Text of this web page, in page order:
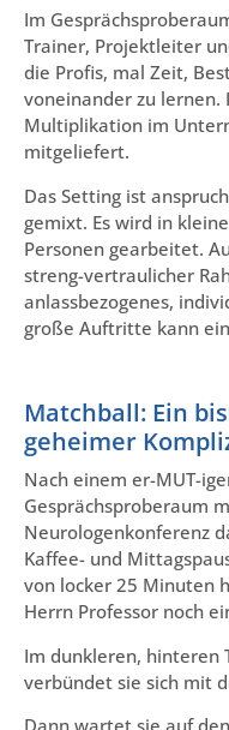
Im
Trainer, Projektleiter
die Profis, mal Zeit,
voneinander zu lernen.
Multiplikation im
mitgeliefert.
Das Setting ist
gemixt. Es wird in
Personen gearbeitet.
streng-vertraulicher
anlassbezogenes,
große Auftritte kann
Matchball: Ein
geheimer
Nach einem er-MUT-
Gesprächsproberaum
Neurologenkonferenz
Kaffee- und
von locker 25 Minuten
Herrn Professor noch
Im dunkleren, hinteren
verbündet sie sich mit
Dann wartet sie auf